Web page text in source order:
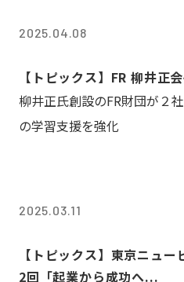
2025.04.08
【トピックス】FR 柳井正
柳井正氏創設のFR財団が２
の学習支援を強化
2025.03.11
【トピックス】東京ニュ
2回「起業から成功へ...